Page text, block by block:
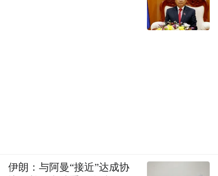
伊朗：与阿曼“接近”达成协